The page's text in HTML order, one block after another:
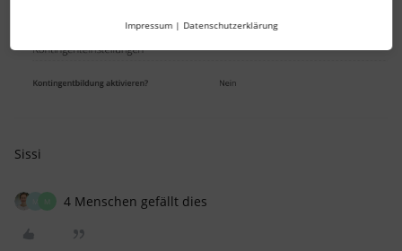
Sissi
M 4 Menschen gefällt dies
Impressum | Datenschutzerklärung